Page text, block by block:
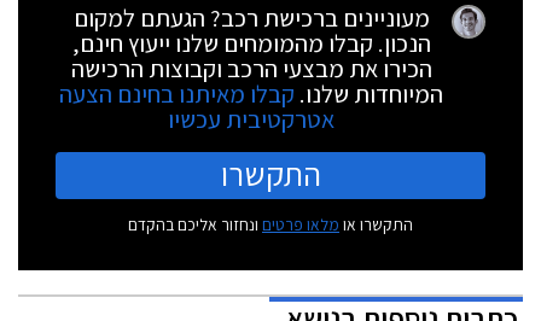
מעוניינים ברכישת רכב? הגעתם למקום
הנכון. קבלו מהמומחים שלנו ייעוץ חינם,
הכירו את מבצעי הרכב וקבוצות הרכישה
המיוחדות שלנו. קבלו מאיתנו בחינם הצעה
אטרקטיבית עכשיו
התקשרו
התקשרו או מלאו פרטים ונחזור אליכם בהקדם